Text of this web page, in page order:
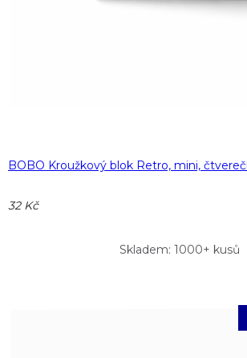
BOBO Kroužkový blok Retro, mini,
32 Kč
Skladem: 1000+ kusů